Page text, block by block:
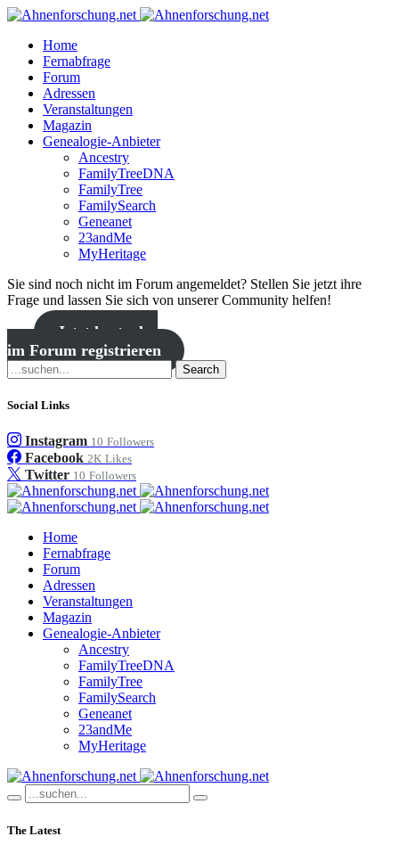
Home
Fernabfrage
Forum
Adressen
Veranstaltungen
Magazin
Genealogie-Anbieter
Ancestry
FamilyTreeDNA
FamilyTree
FamilySearch
Geneanet
23andMe
MyHeritage
Sie sind noch nicht im Forum angemeldet? Stellen Sie jetzt ihre
Frage und lassen Sie sich von unserer Community helfen!
Jetzt kostenlos
im Forum registrieren
Search
Social Links
Instagram 10 Followers
Facebook 2K Likes
Twitter 10 Followers
Home
Fernabfrage
Forum
Adressen
Veranstaltungen
Magazin
Genealogie-Anbieter
Ancestry
FamilyTreeDNA
FamilyTree
FamilySearch
Geneanet
23andMe
MyHeritage
The Latest